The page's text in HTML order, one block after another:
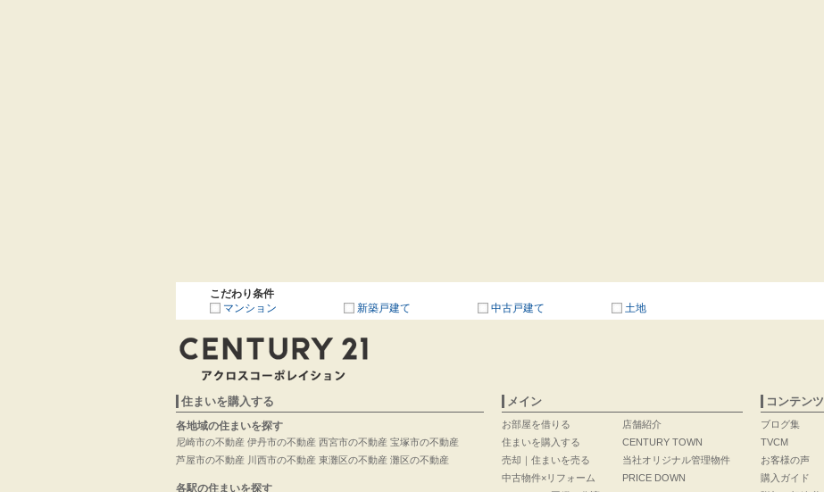
こだわり条件
マンション
新築戸建て 中古戸建て 土地
住まいを購入する
各地域の住まいを探す
尼崎市の不動産
芦屋市の不動産
伊丹市の不動産
川西市の不動産
西宮市の不動産
東灘区の不動産
宝塚市の不動産
灘区の不動産
各駅の住まいを探す
メイン
お部屋を借りる
住まいを購入する
売却｜住まいを売る
中古物件×リフォーム
店舗紹介
CENTURY TOWN
当社オリジナル管理物件
PRICE DOWN
コンテンツ
ブログ集
TVCM
お客様の声
購入ガイド